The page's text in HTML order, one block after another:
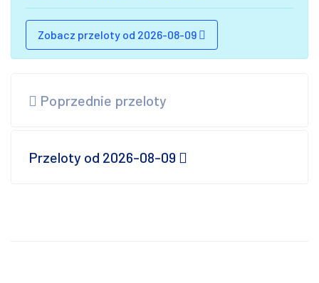
Zobacz przeloty od 2026-08-09
Poprzednie przeloty
Przeloty od 2026-08-09